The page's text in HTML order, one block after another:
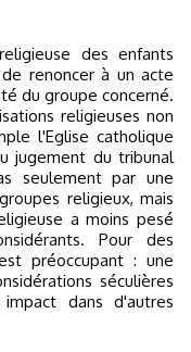
renoncer à un acte
du groupe concerné.
religieuses non
l'Eglise catholique
jugement du tribunal
seulement par une
religieux, mais
a moins pesé
Pour des
préoccupant : une
séculières
dans d'autres